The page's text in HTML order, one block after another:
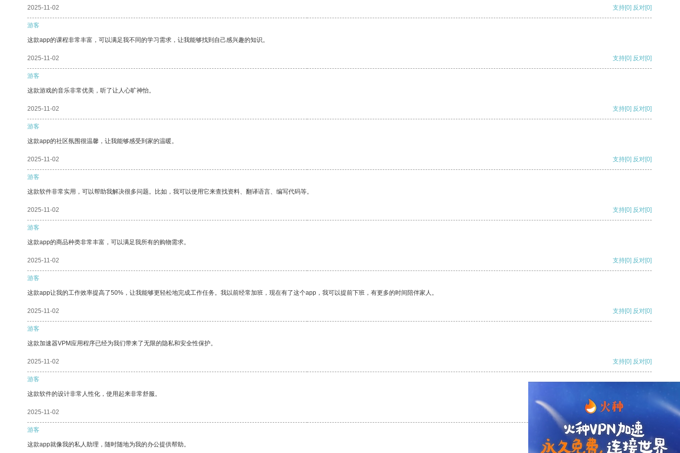
2025-11-02 支持[0] 反对[0]
游客
这款app的课程非常丰富，可以满足我不同的学习需求，让我能够找到自己感兴趣的知识。
2025-11-02 支持[0] 反对[0]
游客
这款游戏的音乐非常优美，听了让人心旷神怡。
2025-11-02 支持[0] 反对[0]
游客
这款app的社区氛围很温馨，让我能够感受到家的温暖。
2025-11-02 支持[0] 反对[0]
游客
这款软件非常实用，可以帮助我解决很多问题。比如，我可以使用它来查找资料、翻译语言、编写代码等。
2025-11-02 支持[0] 反对[0]
游客
这款app的商品种类非常丰富，可以满足我所有的购物需求。
2025-11-02 支持[0] 反对[0]
游客
这款app让我的工作效率提高了50%，让我能够更轻松地完成工作任务。我以前经常加班，现在有了这个app，我可以提前下班，有更多的时间陪伴家人。
2025-11-02 支持[0] 反对[0]
游客
这款加速器VPM应用程序已经为我们带来了无限的隐私和安全性保护。
2025-11-02 支持[0] 反对[0]
游客
这款软件的设计非常人性化，使用起来非常舒服。
2025-11-02 支持
游客
这款app就像我的私人助理，随时随地为我的办公提供帮助。